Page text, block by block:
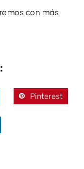
con más
Pinterest